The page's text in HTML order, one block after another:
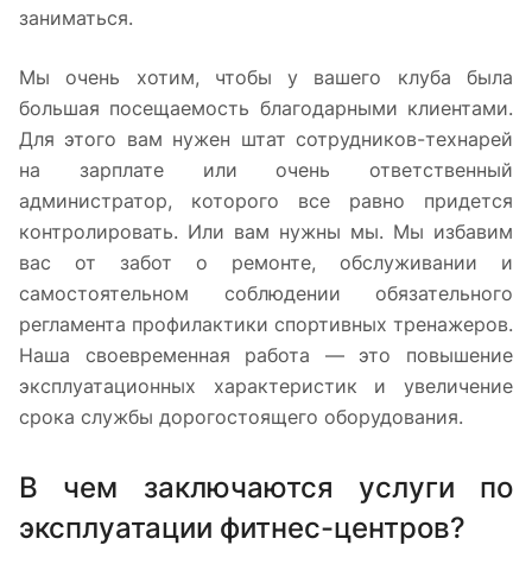
заниматься.
Мы очень хотим, чтобы у вашего клуба была
большая посещаемость благодарными клиентами.
Для этого вам нужен штат сотрудников-технарей
на зарплате или очень ответственный
администратор, которого все равно придется
контролировать. Или вам нужны мы. Мы избавим
вас от забот о ремонте, обслуживании и
самостоятельном соблюдении обязательного
регламента профилактики спортивных тренажеров.
Наша своевременная работа — это повышение
эксплуатационных характеристик и увеличение
срока службы дорогостоящего оборудования.
В чем заключаются услуги по
эксплуатации фитнес-центров?